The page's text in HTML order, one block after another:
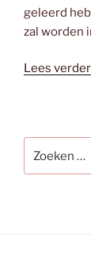
geleerd
zal worden
Lees verder
naar: